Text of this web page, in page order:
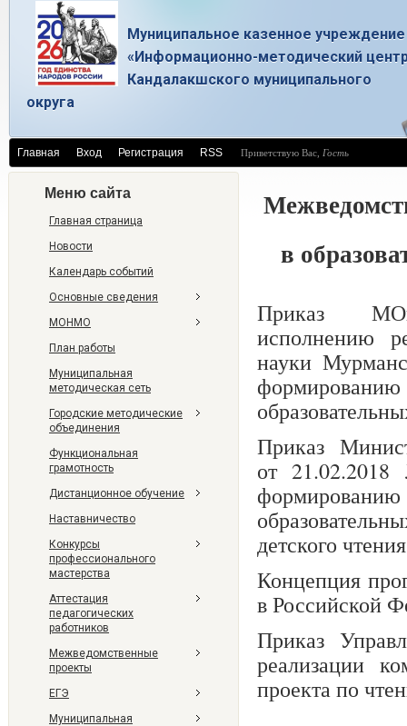
Муниципальное казенное учреждение
«Информационно-методический
Кандалакшского муниципального
округа
Главная Вход Регистрация RSS Приветствую Вас Гость
Меню сайта
Главная страница
Новости
Календарь событий
Основные сведения
МОНМО
План работы
Муниципальная
методическая сеть
Городские методические
объединения
Функциональная
грамотность
Дистанционное обучение
Наставничество
Конкурсы
профессионального
мастерства
Аттестация
педагогических
работников
Межведомственные
проекты
ЕГЭ
Муниципальная
в
Приказ
исполнению
науки
Приказ
от
формированию
детского
Концепция
в Российской
Приказ
реализации
проекта по